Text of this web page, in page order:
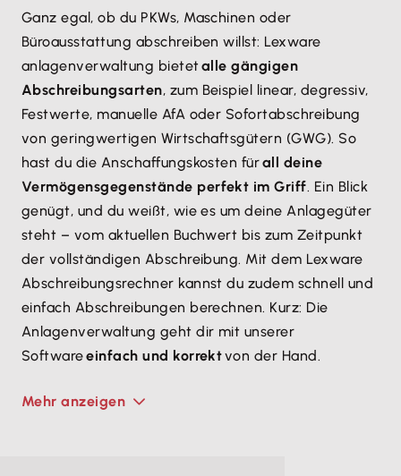
Ganz egal, ob du PKWs, Maschinen oder
Büroausstattung abschreiben willst: Lexware
anlagenverwaltung bietetalle gängigen
Abschreibungsarten, zum Beispiel linear, degressiv,
Festwerte, manuelle AfA oder Sofortabschreibung
von geringwertigen Wirtschaftsgütern (GWG). So
hast du die Anschaffungskosten fürall deine
Vermögensgegenstände perfekt im Griff. Ein Blick
genügt, und du weißt, wie es um deine Anlagegüter
steht – vom aktuellen Buchwert bis zum Zeitpunkt
der vollständigen Abschreibung. Mit dem Lexware
Abschreibungsrechner kannst du zudem schnell und
einfach Abschreibungen berechnen. Kurz: Die
Anlagenverwaltung geht dir mit unserer
Softwareeinfach und korrektvon der Hand.
Mehr anzeigen